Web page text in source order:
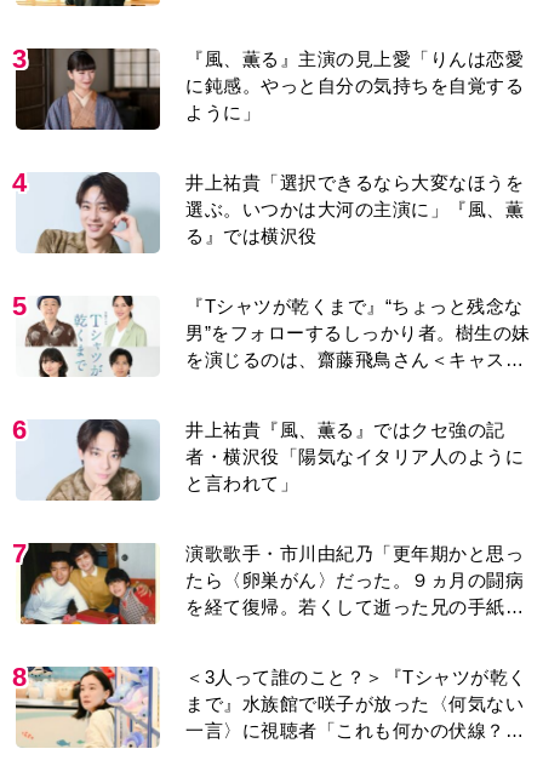
3
『風、薫る』主演の見上愛「りんは恋愛
に鈍感。やっと自分の気持ちを自覚する
ように」
4
井上祐貴「選択できるなら大変なほうを
選ぶ。いつかは大河の主演に」『風、薫
る』では横沢役
5
『Tシャツが乾くまで』“ちょっと残念な
男”をフォローするしっかり者。樹生の妹
を演じるのは、齋藤飛鳥さん＜キャスト
6
井上祐貴『風、薫る』ではクセ強の記
者・横沢役「陽気なイタリア人のように
と言われて」
7
演歌歌手・市川由紀乃「更年期かと思っ
たら〈卵巣がん〉だった。９ヵ月の闘病
を経て復帰。若くして逝った兄の手紙を
8
＜3人って誰のこと？＞『Tシャツが乾く
まで』水族館で咲子が放った〈何気ない
一言〉に視聴者「これも何かの伏線？」